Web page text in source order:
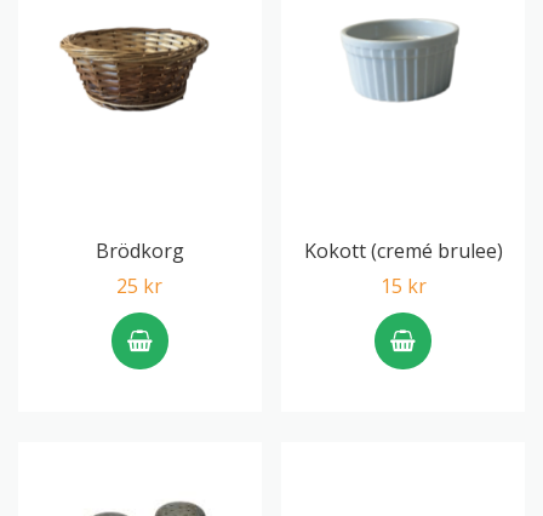
Brödkorg
25 kr
Kokott (cremé brulee)
15 kr